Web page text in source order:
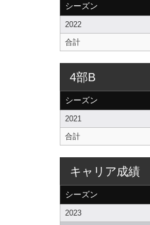
シーズン
2022
合計
4部B
シーズン
2021
合計
キャリア成績
シーズン
2023